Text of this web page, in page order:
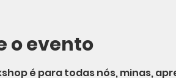
o evento
é para todas nós, minas,